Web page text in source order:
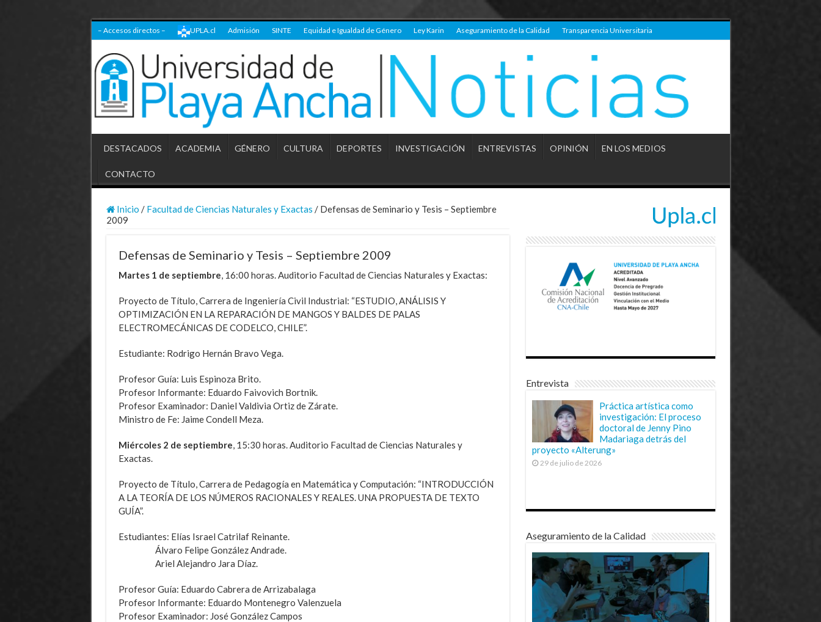
– Accesos directos – UPLA.cl Admisión SINTE Equidad e Igualdad de Género Ley Karin Aseguramiento de la Calidad Transparencia Universitaria
DESTACADOS ACADEMIA GÉNERO CULTURA DEPORTES INVESTIGACIÓN ENTREVISTAS OPINIÓN EN LOS MEDIOS
CONTACTO
Inicio / Facultad de Ciencias Naturales y Exactas / Defensas de Seminario y Tesis – Septiembre
2009
Defensas de Seminario y Tesis – Septiembre 2009
Martes 1 de septiembre , 16:00 horas. Auditorio Facultad de Ciencias Naturales y Exactas:
Proyecto de Título, Carrera de Ingeniería Civil Industrial: “ESTUDIO, ANÁLISIS Y
OPTIMIZACIÓN EN LA REPARACIÓN DE MANGOS Y BALDES DE PALAS
ELECTROMECÁNICAS DE CODELCO, CHILE”.
Estudiante: Rodrigo Hernán Bravo Vega.
Profesor Guía: Luis Espinoza Brito.
Profesor Informante: Eduardo Faivovich Bortnik.
Profesor Examinador: Daniel Valdivia Ortiz de Zárate.
Ministro de Fe: Jaime Condell Meza.
Miércoles 2 de septiembre , 15:30 horas. Auditorio Facultad de Ciencias Naturales y
Exactas.
Proyecto de Título, Carrera de Pedagogía en Matemática y Computación: “INTRODUCCIÓN
A LA TEORÍA DE LOS NÚMEROS RACIONALES Y REALES. UNA PROPUESTA DE TEXTO
GUÍA”.
Estudiantes: Elías Israel Catrilaf Reinante.
Álvaro Felipe González Andrade.
Ariel Alejandro Jara Díaz.
Profesor Guía: Eduardo Cabrera de Arrizabalaga
Profesor Informante: Eduardo Montenegro Valenzuela
Profesor Examinador: José González Campos
Entrevista
Práctica artística como
investigación: El proceso
doctoral de Jenny Pino
Madariaga detrás del
proyecto «Alterung»
29 de julio de 2026
Aseguramiento de la Calidad